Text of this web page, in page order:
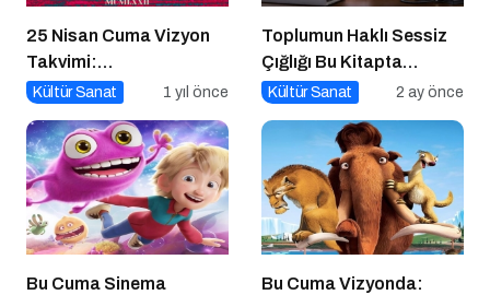
25 Nisan Cuma Vizyon
Takvimi:
Sinemaseverleri
Kültür Sanat 1 yıl önce
Toplumun Haklı Sessiz
Çığlığı Bu Kitapta
Toplandı
Kültür Sanat 2 ay önce
Bu Cuma Sinema
Bu Cuma Vizyonda: